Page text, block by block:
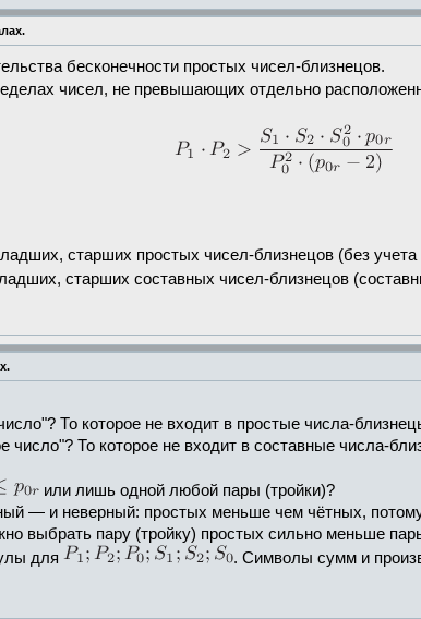
бесконечности простых чисел-близнецов.
чисел, не превышающих отдельно
старших простых чисел-близнецов (без учета
старших составных чисел-близнецов
То которое не входит в простые числа-
число"? То которое не входит в составные числа-
или лишь одной любой пары (тройки)?
— и неверный: простых меньше чем чётных,
выбрать пару (тройку) простых сильно меньше
для
. Символы сумм и